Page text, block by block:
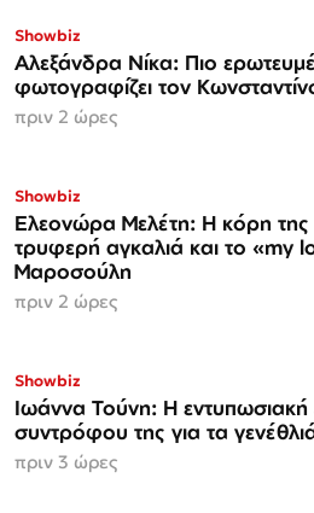
Showbiz
Αλεξάνδρα Νίκα: Πιο
φωτογραφίζει τον
πριν 2 ώρες
Showbiz
Ελεονώρα Μελέτη: Η κόρη
τρυφερή αγκαλιά και το
Μαροσούλη
πριν 2 ώρες
Showbiz
Ιωάννα Τούνη: Η εντυπωσιακή
συντρόφου της για τα
πριν 3 ώρες